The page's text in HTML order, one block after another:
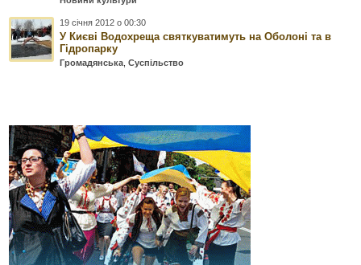
19 січня 2012 о 00:30
У Києві Водохреща святкуватимуть на Оболоні та в
Гідропарку
Громадянська ,Суспільство